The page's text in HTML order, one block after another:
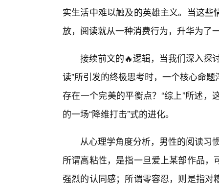
实生活中难以触及的英雄主义。当这
放，阅读就从一种消费行为，升华为了
接续前文的🔥逻辑，当我们深入探
读”所引发的终极思考时，一个核心命
存在一个完美的平衡点？“综上”所述
的一场“降维打击”式的进化。
从心理学角度分析，男性的阅读习
所谓高粘性，是指一旦爱上某部作品
强烈的认同感；所谓零容忍，则是指